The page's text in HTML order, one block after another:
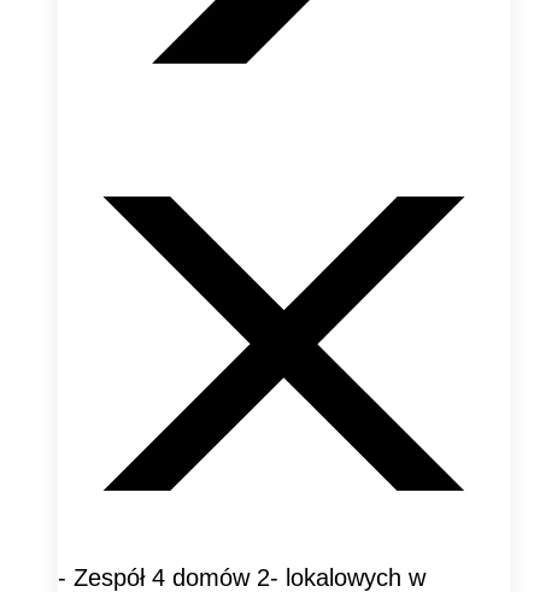
- Zespół 4 domów 2- lokalowych w